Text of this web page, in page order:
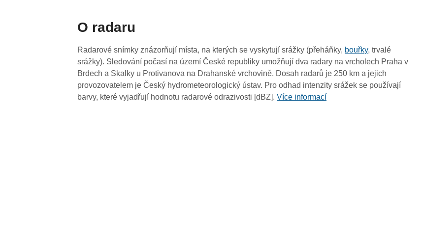
01:50
01:40
01:30
01:20
O radaru
Radarové snímky znázorňují místa, na kterých se vyskytují srážky (přeháňky, bouřky, trvalé
srážky). Sledování počasí na území České republiky umožňují dva radary na vrcholech Praha v
Brdech a Skalky u Protivanova na Drahanské vrchovině. Dosah radarů je 250 km a jejich
provozovatelem je Český hydrometeorologický ústav. Pro odhad intenzity srážek se používají
barvy, které vyjadřují hodnotu radarové odrazivosti [dBZ].Více informací